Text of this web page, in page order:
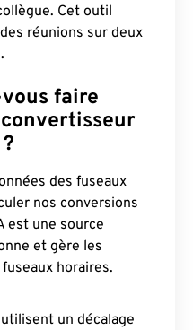
Cet outil
réunions sur deux
faire
des fuseaux
nos conversions
est une source
et gère les
horaires.
un décalage